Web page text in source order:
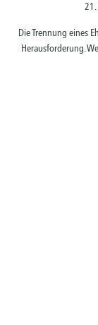
Die Trennung eines
Herausforderung.